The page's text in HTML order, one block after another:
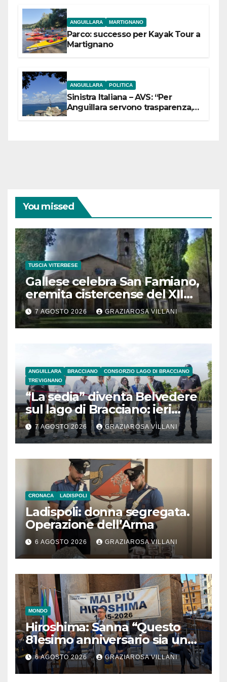
ANGUILLARA MARTIGNANO
Parco: successo per Kayak Tour a
Martignano
ANGUILLARA POLITICA
Sinistra Italiana – AVS: “Per
Anguillara servono trasparenza,
You missed
TUSCIA VITERBESE
Gallese celebra San Famiano,
eremita cistercense del XII
secolo
7 AGOSTO 2026 GRAZIAROSA VILLANI
ANGUILLARA BRACCIANO
CONSORZIO LAGO DI BRACCIANO
TREVIGNANO
“La sedia” diventa Belvedere
sul lago di Bracciano: ieri
l’inaugurazione
7 AGOSTO 2026 GRAZIAROSA VILLANI
CRONACA LADISPOLI
Ladispoli: donna segregata.
Operazione dell’Arma
6 AGOSTO 2026 GRAZIAROSA VILLANI
MONDO
Hiroshima: Sanna “Questo
81esimo anniversario sia un
monito per tutti”
6 AGOSTO 2026 GRAZIAROSA VILLANI